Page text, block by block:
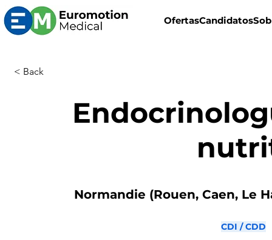
OfertasCandidatos
< Back
Normandie (Rouen, Caen, Le
CDI / CDD